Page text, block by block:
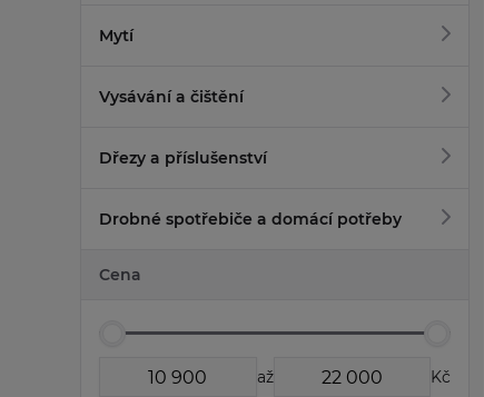
Mytí
Vysávání a čištění
Dřezy a příslušenství
Drobné spotřebiče a domácí potřeby
Cena
až Kč